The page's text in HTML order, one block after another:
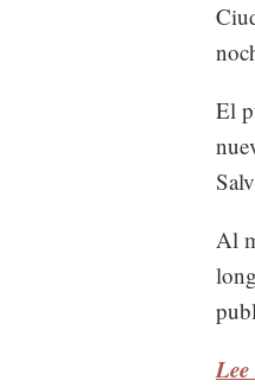
El
Al